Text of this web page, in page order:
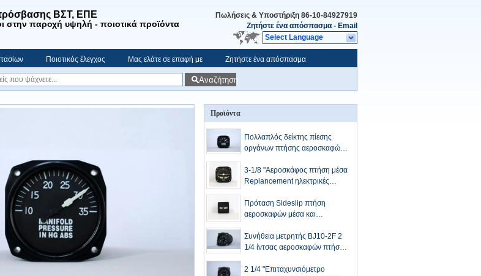
ΒΣΤ, ΕΠΕ
στην παροχή υψηλή - ποιοτικά προϊόντα
Πωλήσεις & Υποστήριξη 86-10-84927919
Ζητήστε ένα απόσπασμα - Email
Select Language
Ποιοτικός έλεγχος Μας ελάτε σε επαφή με Ζητήστε ένα απόσπασμα
Αναζήτηση
Προϊόντα
Πολλαπλός δείκτης πίεσης
οργάνων πτήσης αεροσκαφών
3-1/8 "Αεροσκάφος πτήση μέσα
Replancement ηλεκτρικές
4β
Πρόταση Sideslip πτήση
αεροσκαφών μέσα και
περιτύπωμα CHY-1
Συνήθεια μετρητής BJ10-2F 2
1/4 ίντσας αεροσκαφών πτήσης
2 1/4 "Επιταχυνσιόμετρο